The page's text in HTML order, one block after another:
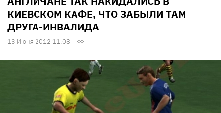
КИЕВСКОМ КАФЕ, ЧТО ЗАБЫЛИ ТАМ
ДРУГА-ИНВАЛИДА
13 Июня 2012 11:08